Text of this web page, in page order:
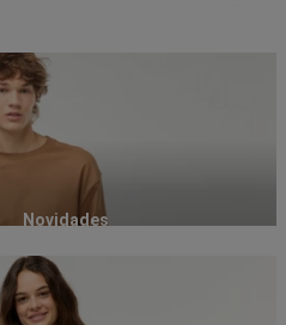
Novidades